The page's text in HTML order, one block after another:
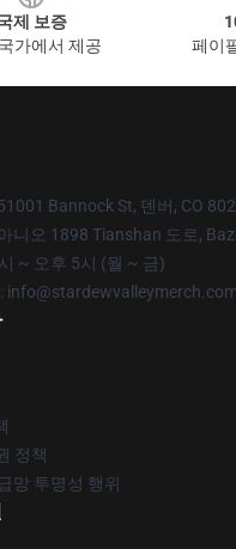
제 보증
가에서 제공
페이
Bannock St, 덴버, CO
니오 1898 Tianshan 도로,
~ 오후 5시 (월 ~ 금)
info@stardewvalleymerch.com
정책
망 투명성 행위